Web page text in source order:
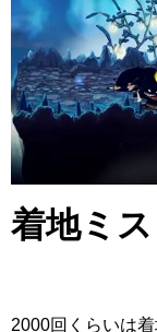
着地ミス
2000回くらいは着